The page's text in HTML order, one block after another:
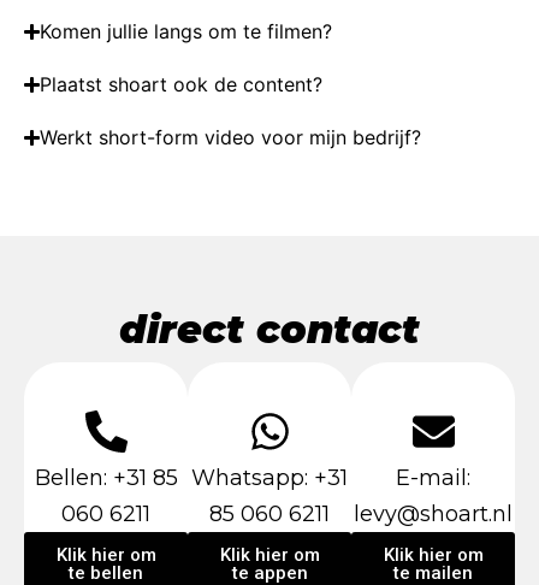
Komen jullie langs om te filmen?
Plaatst shoart ook de content?
Werkt short-form video voor mijn bedrijf?
direct contact
Bellen: +31 85
060 6211
Klik hier om
te bellen
Whatsapp: +31
85 060 6211
Klik hier om
te appen
E-mail:
levy@shoart.nl
Klik hier om
te mailen